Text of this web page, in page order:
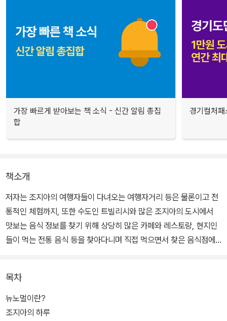
가장 빠르게 받아보는 책 소식 - 신간 알림 총집
합
경기컬처
책소개
저자는 조지아의 여행자들이 다녀오는 여행자거리 등은 물론이고 전
통적인 체험까지, 또한 수도인 트빌리시와 많은 조지아의 도시에서
맛보는 음식 정보를 찾기 위해 상당히 많은 카페와 레스토랑, 현지인
들이 먹는 전통 음식 등을 찾아다니며 직접 먹으면서 찾은 음식점에
목차
뉴노멀이란?
조지아의 하루